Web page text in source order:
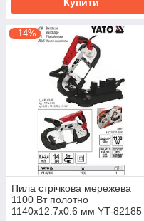
–14%
Пила стрічкова мережева
1100 Вт полотно
1140х12.7х0.6 мм YT-82185